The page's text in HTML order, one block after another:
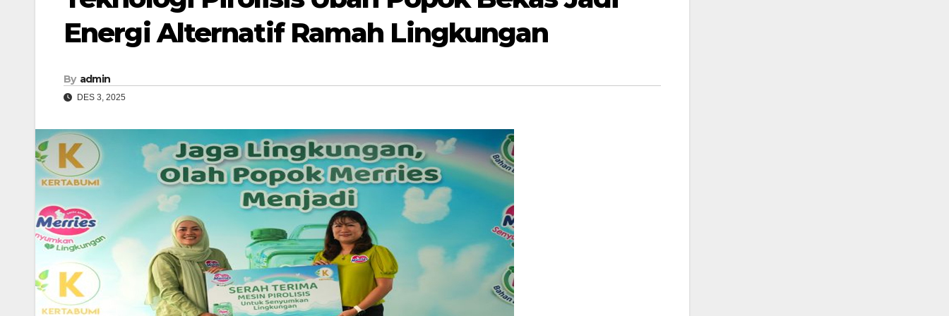
Energi Alternatif Ramah Lingkungan
By admin
DES 3, 2025